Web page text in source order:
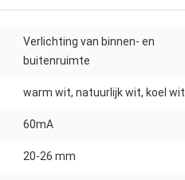
Verlichting van binnen- en
buitenruimte
warm wit, natuurlijk wit, koel wit
60mA
20-26 mm